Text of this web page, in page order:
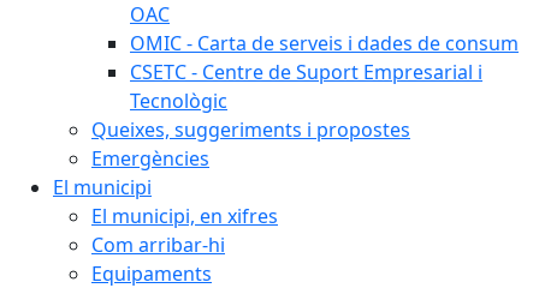
OAC
OMIC - Carta de serveis i dades de consum
CSETC - Centre de Suport Empresarial i
Tecnològic
Queixes, suggeriments i propostes
Emergències
El municipi
El municipi, en xifres
Com arribar-hi
Equipaments